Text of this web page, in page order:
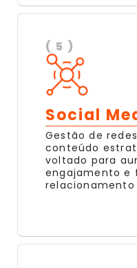
( 5 )
Social
Gestão de
conteúdo
voltado para
engajamento e